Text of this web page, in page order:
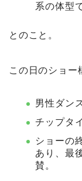
系の体型
とのこと。
この日のショー
男性ダン
チップタ
ショーの
あり、最
賛。